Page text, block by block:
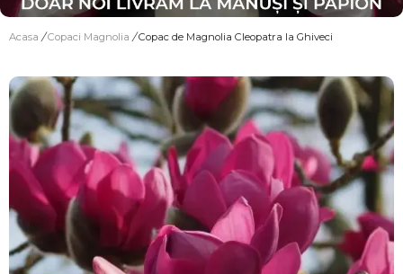
Acasa / Copaci Magnolia / Copac de Magnolia Cleopatra la Ghiveci